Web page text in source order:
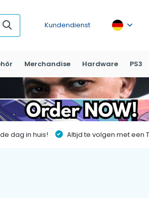
Kundendienst
Merchandise Hardware PS3
dag in huis! Altijd te volgen met een